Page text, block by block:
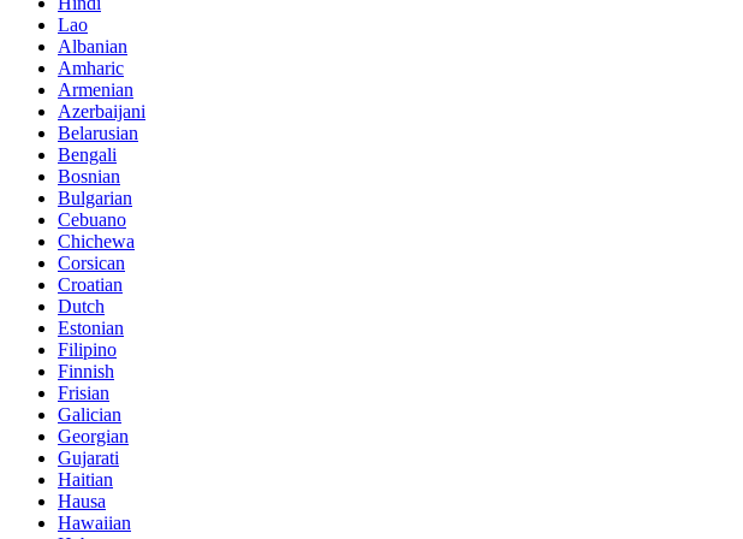
Lao
Albanian
Amharic
Armenian
Azerbaijani
Belarusian
Bengali
Bosnian
Bulgarian
Cebuano
Chichewa
Corsican
Croatian
Dutch
Estonian
Filipino
Finnish
Frisian
Galician
Georgian
Gujarati
Haitian
Hausa
Hawaiian